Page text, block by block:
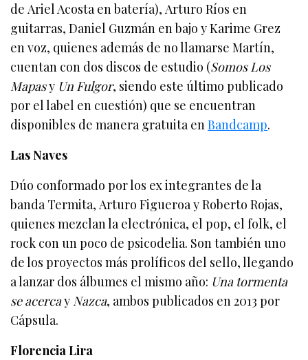
de Ariel Acosta en batería), Arturo Ríos en
guitarras, Daniel Guzmán en bajo y Karime Grez
en voz, quienes además de no llamarse Martín,
cuentan con dos discos de estudio (Somos Los
Mapasy Un Fulgor, siendo este último publicado
por el label en cuestión) que se encuentran
disponibles de manera gratuita enBandcamp.
Las Naves
Dúo conformado por los ex integrantes de la
banda Termita, Arturo Figueroa y Roberto Rojas,
quienes mezclan la electrónica, el pop, el folk, el
rock con un poco de psicodelia. Son también uno
de los proyectos más prolíficos del sello, llegando
a lanzar dos álbumes el mismo año: Una tormenta
se acercay Nazca, ambos publicados en 2013 por
Cápsula.
Florencia Lira